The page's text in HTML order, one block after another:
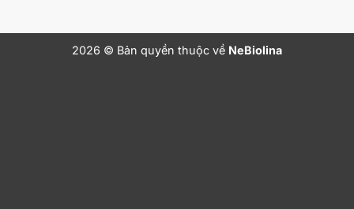
2026 © Bản quyền thuộc về NeBiolina